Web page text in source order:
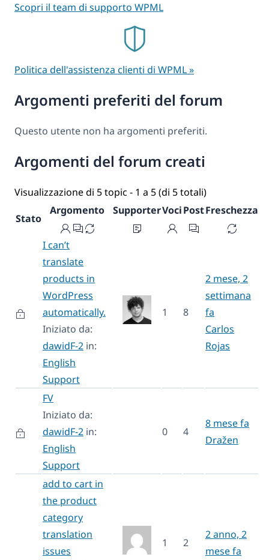
Argomenti preferiti del forum
Questo utente non ha argomenti preferiti.
Argomenti del forum creati
Visualizzazione di 5 topic - 1 a 5 (di 5 totali)
Stato
Argomento SupporterVociPostFreschezza
I can’t
translate
products in
WordPress
automatically.
Iniziato da:
dawidF-2 in:
English
Support
1 8
2 mese, 2
settimana
fa
Carlos
Rojas
FV
Iniziato da:
dawidF-2 in:
English
Support
0 4
8 mese fa
Dražen
add to cart in
the product
category
translation
issues
1 2
2 anno, 2
mese fa
Scopri il team di supporto WPML
Politica dell'assistenza clienti di WPML »